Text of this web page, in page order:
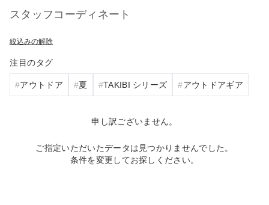
スタッフコーディネート
絞込みの解除
注目のタグ
アウトドア 夏 TAKIBI シリーズ アウトドアギア
申し訳ございません。
ご指定いただいたデータは見つかりませんでした。
条件を変更してお探しください。